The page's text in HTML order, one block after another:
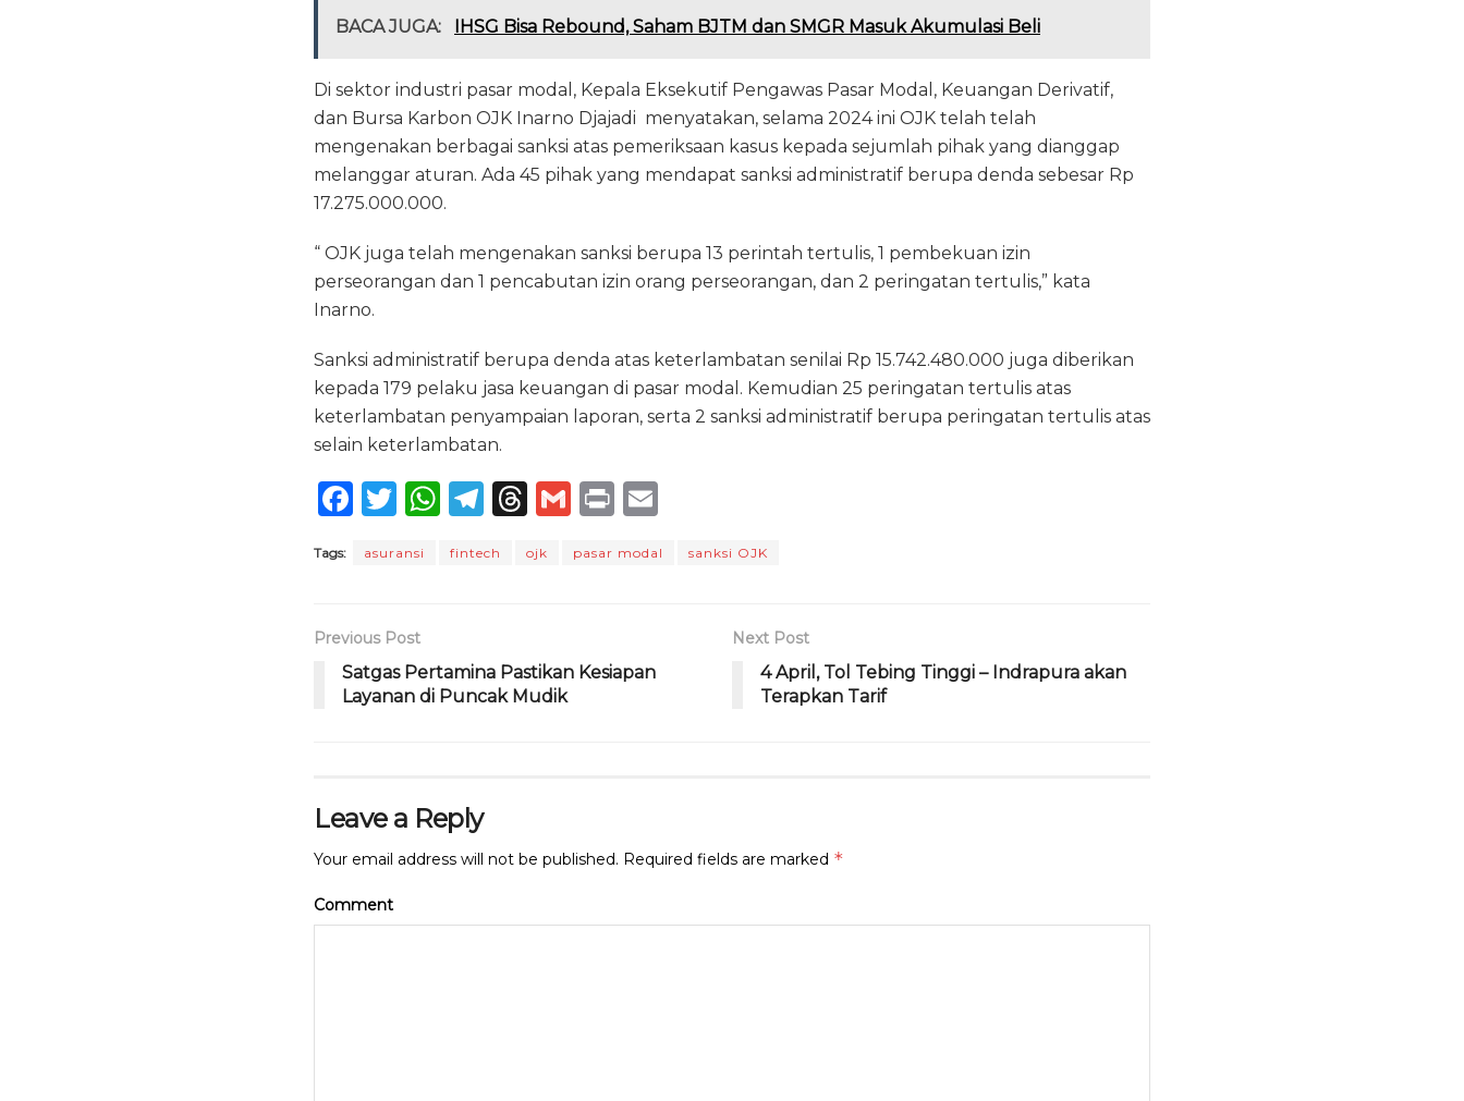
BACA JUGA: IHSG Bisa Rebound, Saham BJTM dan SMGR Masuk Akumulasi Beli
Di sektor industri pasar modal, Kepala Eksekutif Pengawas Pasar Modal, Keuangan Derivatif,
dan Bursa Karbon OJK Inarno Djajadi menyatakan, selama 2024 ini OJK telah telah
mengenakan berbagai sanksi atas pemeriksaan kasus kepada sejumlah pihak yang dianggap
melanggar aturan. Ada 45 pihak yang mendapat sanksi administratif berupa denda sebesar Rp
17.275.000.000.
“ OJK juga telah mengenakan sanksi berupa 13 perintah tertulis, 1 pembekuan izin
perseorangan dan 1 pencabutan izin orang perseorangan, dan 2 peringatan tertulis,” kata
Inarno.
Sanksi administratif berupa denda atas keterlambatan senilai Rp 15.742.480.000 juga diberikan
kepada 179 pelaku jasa keuangan di pasar modal. Kemudian 25 peringatan tertulis atas
keterlambatan penyampaian laporan, serta 2 sanksi administratif berupa peringatan tertulis atas
selain keterlambatan.
F
c
b
o
o
T
it
r
W
a
p
p
T
e
m
T
re
s
G
ai
P
n ai
Tags: asuransi fintech ojk pasar modal sanksi OJK
Previous Post
Satgas Pertamina Pastikan Kesiapan
Layanan di Puncak Mudik
Next Post
4 April, Tol Tebing Tinggi – Indrapura akan
Terapkan Tarif
Leave a Reply
Your email address will not be published. Required fields are marked *
Comment